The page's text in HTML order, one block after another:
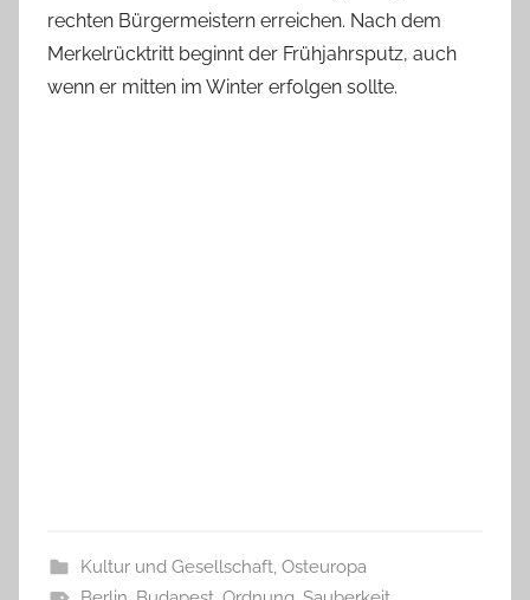
rechten Bürgermeistern erreichen. Nach dem
Merkelrücktritt beginnt der Frühjahrsputz, auch
wenn er mitten im Winter erfolgen sollte.
Kultur und Gesellschaft, Osteuropa